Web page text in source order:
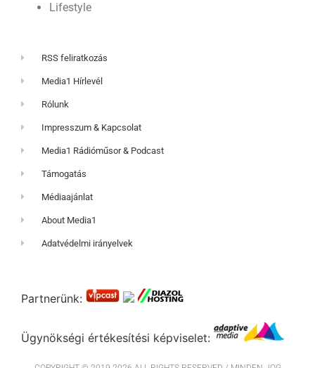
Lifestyle
RSS feliratkozás
Media1 Hírlevél
Rólunk
Impresszum & Kapcsolat
Media1 Rádióműsor & Podcast
Támogatás
Médiaajánlat
About Media1
Adatvédelmi irányelvek
Partnerünk:
Ügynökségi értékesítési képviselet: